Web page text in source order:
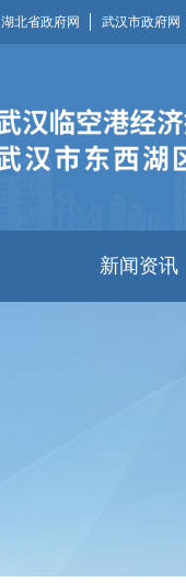
湖北省政府网 武汉市政府网
新闻资讯